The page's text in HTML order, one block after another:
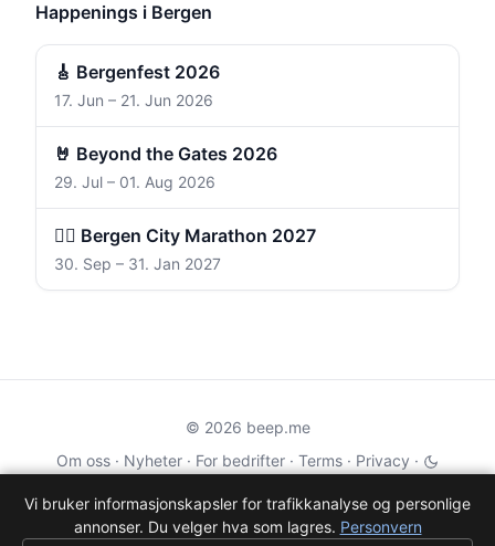
Happenings i Bergen
🎸 Bergenfest 2026
17. Jun – 21. Jun 2026
🤘 Beyond the Gates 2026
29. Jul – 01. Aug 2026
🏃‍♀️ Bergen City Marathon 2027
30. Sep – 31. Jan 2027
© 2026 beep.me
Om oss · Nyheter · For bedrifter · Terms · Privacy ·
·Wikidata·OMDb
Data from TMDB, Wikidata & OMDb. Not endorsed or certified by these
Vi bruker informasjonskapsler for trafikkanalyse og personlige
annonser. Du velger hva som lagres. Personvern